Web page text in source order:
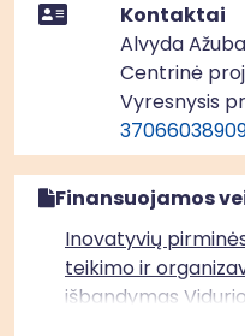
Kontaktai
Alvyda
Centrinė
Vyresnysis
Finansuojamos
Inovatyvių
teikimo ir
išbandymas